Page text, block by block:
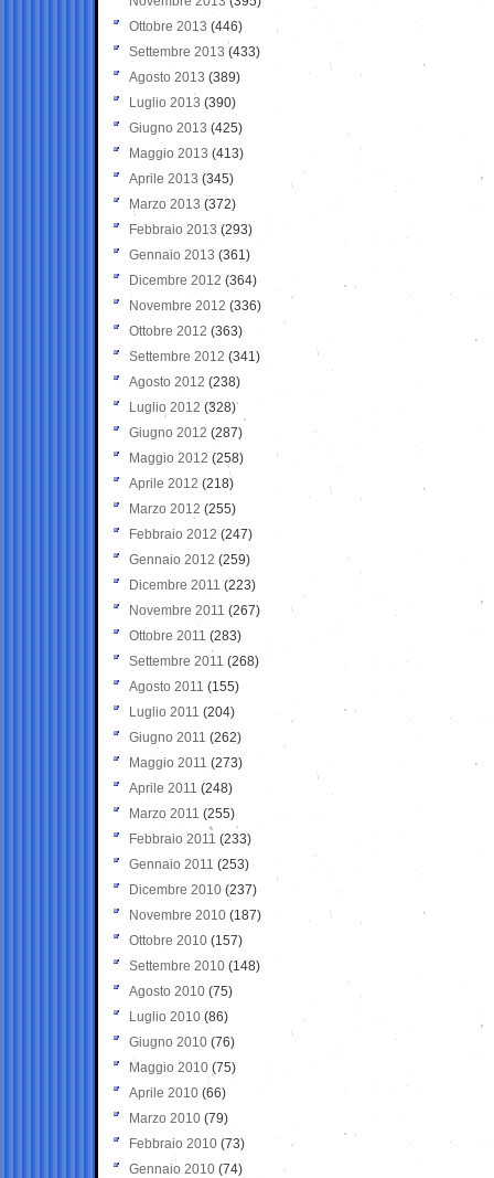
Ottobre 2013 (446)
Settembre 2013 (433)
Agosto 2013 (389)
Luglio 2013 (390)
Giugno 2013 (425)
Maggio 2013 (413)
Aprile 2013 (345)
Marzo 2013 (372)
Febbraio 2013 (293)
Gennaio 2013 (361)
Dicembre 2012 (364)
Novembre 2012 (336)
Ottobre 2012 (363)
Settembre 2012 (341)
Agosto 2012 (238)
Luglio 2012 (328)
Giugno 2012 (287)
Maggio 2012 (258)
Aprile 2012 (218)
Marzo 2012 (255)
Febbraio 2012 (247)
Gennaio 2012 (259)
Dicembre 2011 (223)
Novembre 2011 (267)
Ottobre 2011 (283)
Settembre 2011 (268)
Agosto 2011 (155)
Luglio 2011 (204)
Giugno 2011 (262)
Maggio 2011 (273)
Aprile 2011 (248)
Marzo 2011 (255)
Febbraio 2011 (233)
Gennaio 2011 (253)
Dicembre 2010 (237)
Novembre 2010 (187)
Ottobre 2010 (157)
Settembre 2010 (148)
Agosto 2010 (75)
Luglio 2010 (86)
Giugno 2010 (76)
Maggio 2010 (75)
Aprile 2010 (66)
Marzo 2010 (79)
Febbraio 2010 (73)
Gennaio 2010 (74)